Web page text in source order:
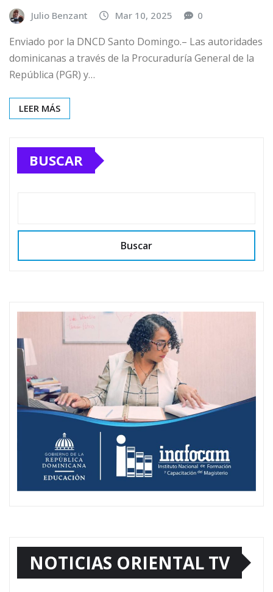
Julio Benzant Mar 10, 2025 0
Enviado por la DNCD Santo Domingo.– Las autoridades
dominicanas a través de la Procuraduría General de la
República (PGR) y…
LEER MÁS
BUSCAR
Buscar
NOTICIAS ORIENTAL TV